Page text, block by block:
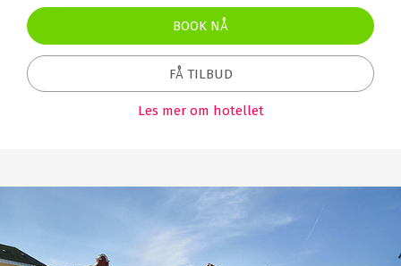
BOOK NÅ
FÅ TILBUD
Les mer om hotellet